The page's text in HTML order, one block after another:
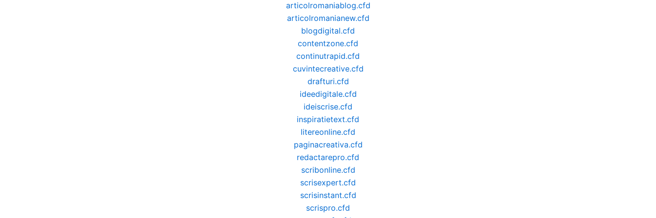
articolromaniablog.cfd
articolromanianew.cfd
blogdigital.cfd
contentzone.cfd
continutrapid.cfd
cuvintecreative.cfd
drafturi.cfd
ideedigitale.cfd
ideiscrise.cfd
inspiratietext.cfd
litereonline.cfd
paginacreativa.cfd
redactarepro.cfd
scribonline.cfd
scrisexpert.cfd
scrisinstant.cfd
scrispro.cfd